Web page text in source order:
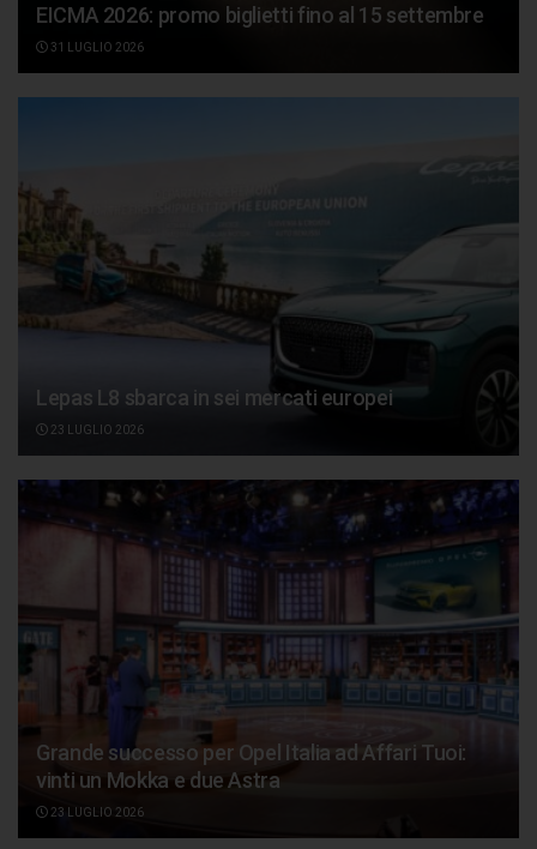
EICMA 2026: promo biglietti fino al 15 settembre
31 LUGLIO 2026
Lepas L8 sbarca in sei mercati europei
23 LUGLIO 2026
Grande successo per Opel Italia ad Affari Tuoi:
vinti un Mokka e due Astra
23 LUGLIO 2026